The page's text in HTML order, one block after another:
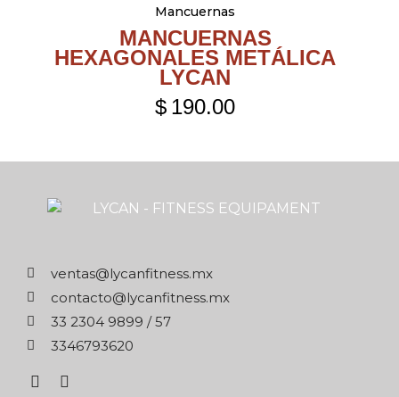
Mancuernas
MANCUERNAS
HEXAGONALES METÁLICA
LYCAN
$ 190.00
xm.ssentifnacyl@satnev
xm.ssentifnacyl@otcatnoc
75 / 9989 4032 33
0263976433